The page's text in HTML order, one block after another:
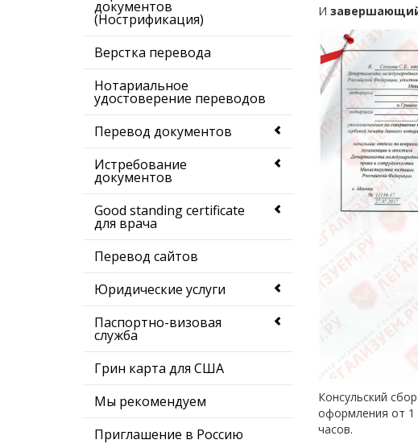
документов
(Нострификация)
Верстка перевода
Нотариальное
удостоверение переводов
Перевод документов
Истребование
документов
Good standing certificate
для врача
Перевод сайтов
Юридические услуги
Паспортно-визовая
служба
Грин карта для США
Мы рекомендуем
Приглашение в Россию
И завершающий
Консульский
оформления от 1
часов.